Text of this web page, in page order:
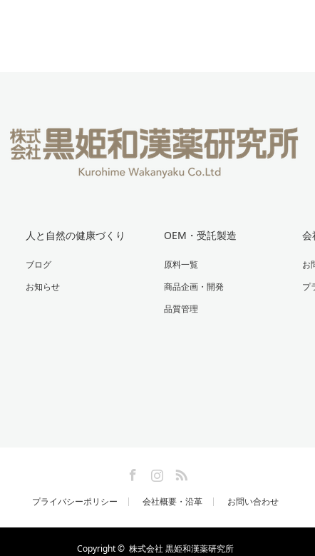
人と自然の健康づくり
ブログ
お知らせ
OEM・受託製造
原料一覧
商品企画・開発
品質管理
会
お
プ
プライバシーポリシー 会社概要・沿革 お問い合わせ
Copyright © 株式会社 黒姫和漢薬研究所